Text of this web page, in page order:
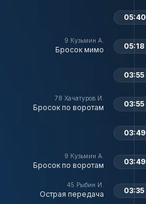
05:40
9 Кузьмин А.
Бросок мимо 05:18
03:55
78 Хачатуров И.
Бросок по воротам 03:55
03:49
9 Кузьмин А.
Бросок по воротам 03:49
45 Рыбин И.
Острая передача 03:35